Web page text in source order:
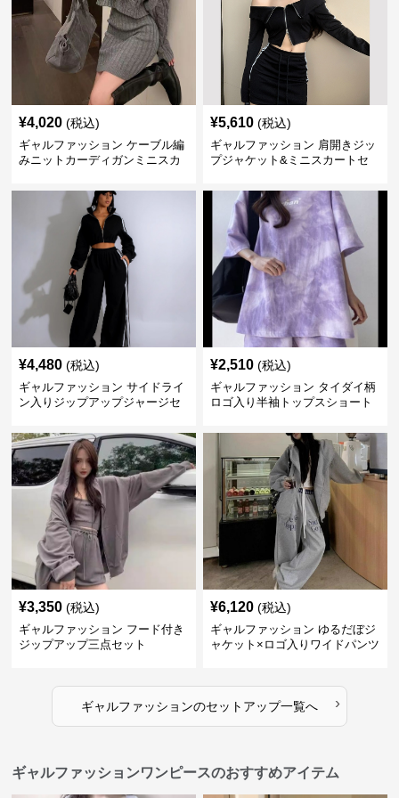
¥4,020 (税込)
ギャルファッション ケーブル編
みニットカーディガンミニスカ
¥5,610 (税込)
ギャルファッション 肩開きジッ
プジャケット&ミニスカートセ
¥4,480 (税込)
ギャルファッション サイドライ
ン入りジップアップジャージセ
¥2,510 (税込)
ギャルファッション タイダイ柄
ロゴ入り半袖トップスショート
¥3,350 (税込)
ギャルファッション フード付き
ジップアップ三点セット
¥6,120 (税込)
ギャルファッション ゆるだぼジ
ャケット×ロゴ入りワイドパンツ
ギャルファッションのセットアップ一覧へ ›
ギャルファッションワンピースのおすすめアイテム